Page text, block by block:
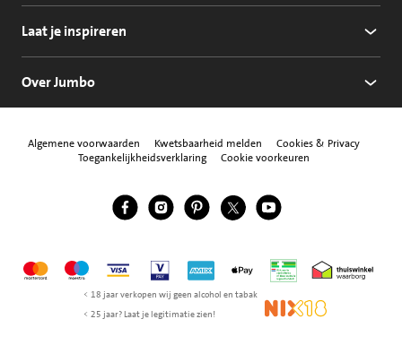
Laat je inspireren
Over Jumbo
Algemene voorwaarden Kwetsbaarheid melden
Cookies & Privacy
Toegankelijkheidsverklaring
Cookie voorkeuren
Volg ons
Jumbo Facebook
Jumbo Instagram
Jumbo Pinterest
Jumbo Twitter
Jumbo YouTube
MastercardMaestroVisa Vpay American Express
Apple Pay Thuiswinkel
< 18 jaar verkopen wij geen alcohol en tabak
< 25 jaar? Laat je legitimatie zien!
NIX18